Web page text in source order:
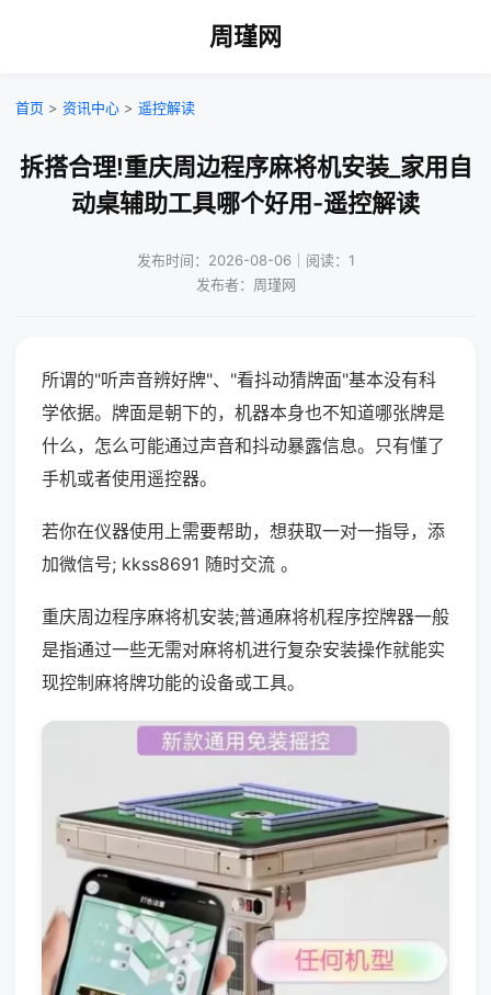
周瑾网
首页 > 资讯中心 > 遥控解读
拆搭合理!重庆周边程序麻将机安装_家用自
动桌辅助工具哪个好用-遥控解读
发布时间：2026-08-06｜阅读：1
发布者：周瑾网
所谓的"听声音辨好牌"、"看抖动猜牌面"基本没有科
学依据。牌面是朝下的，机器本身也不知道哪张牌是
什么，怎么可能通过声音和抖动暴露信息。只有懂了
手机或者使用遥控器。
若你在仪器使用上需要帮助，想获取一对一指导，添
加微信号; kkss8691 随时交流 。
重庆周边程序麻将机安装;普通麻将机程序控牌器一般
是指通过一些无需对麻将机进行复杂安装操作就能实
现控制麻将牌功能的设备或工具。